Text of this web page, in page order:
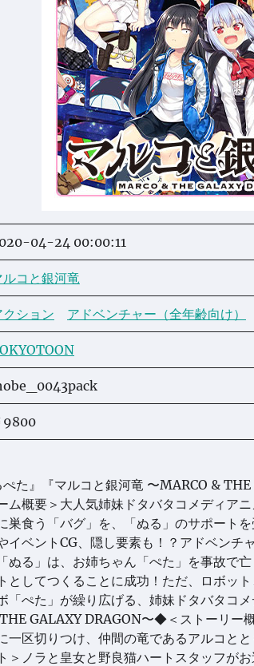
04-24 00:00:11
ルコと銀河竜
クション アドベンチャー（全年齢向け）
9800
た』『マルコと銀河竜 〜MARCO &
概要＞大人気姉妹ドタバタコメディア
巣食う「バグ」を、「ぬる」のサポート
イベントCG、隠し要素も！？アドベン
る」は、お姉ちゃん「ぺた」を事故で
としてつくることに成功！ただ、ロボッ
「ぺた」が繰り広げる、姉妹ドタバタコ
GALAXY DRAGON〜◆＜ストーリー
一区切りつけ、仲間の竜であるアルコと
＞ノラと皇女と野良猫ハートスタッフが